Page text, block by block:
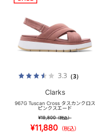
3.3 （3）
Clarks
967G Tuscan Cross タスカンクロス
ピンクスエード
¥19,800（税込）
¥11,880 （税込）